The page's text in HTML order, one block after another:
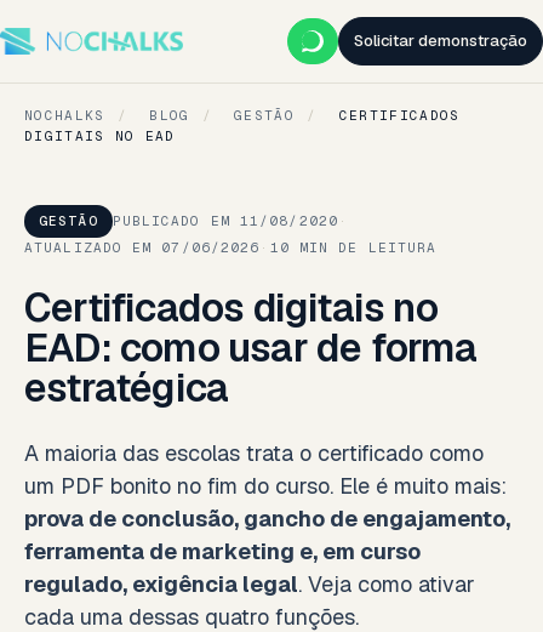
Solicitar demonstração
NOCHALKS / BLOG / GESTÃO /
CERTIFICADOS
DIGITAIS NO EAD
GESTÃO PUBLICADO EM 11/08/2020 ·
ATUALIZADO EM 07/06/2026 · 10 MIN DE LEITURA
Certificados digitais no
EAD: como usar de forma
estratégica
A maioria das escolas trata o certificado como
um PDF bonito no fim do curso. Ele é muito mais:
prova de conclusão, gancho de engajamento,
ferramenta de marketing e, em curso
regulado, exigência legal. Veja como ativar
cada uma dessas quatro funções.